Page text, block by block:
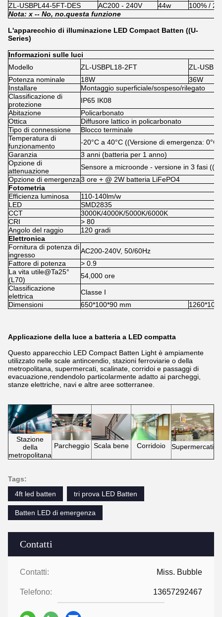
Contatti
Contatti: Miss. Bubble
Telefono: 13657292467
ZL-USBPL44-5FT-DES
AC200 - 240V 44w
100% /
Nota: x -- No, no.questa funzione
L'apparecchio di illuminazione LED Compact Batten ((U-
Series)
Informazioni sulle luci
Modello
ZL-USBPL18-2FT
ZL-
Potenza nominale
18W
36W
Installare
Montaggio superficiale/sospeso/rilegato
Classificazione di
protezione
IP65 IK08
Abitazione
Policarbonato
Ottica
Diffusore lattico in policarbonato
Tipo di connessione
Blocco terminale
Temperatura di
funzionamento
-20°C a 40°C ((Versione di emergenza: 0°C
Garanzia
3 anni (batteria per 1 anno)
Opzione di
attenuazione
Sensore a microonde - versione in 3 fasi
Opzione di emergenza3 ore + @ 2W batteria LiFePO4
Fotometria
Efficienza luminosa
110-140lm/w
LED
SMD2835
CCT
3000K/4000K/5000K/6000K
CRI
> 80
Angolo del raggio
120 gradi
Elettronica
Fornitura di potenza di
ingresso
AC200-240V, 50/60Hz
Fattore di potenza
> 0.9
La vita utile@Ta25°
(L70)
54,000 ore
Classificazione
elettrica
Classe I
Dimensioni
650*100*90 mm
Applicazione della luce a batteria a LED compatta
Questo apparecchio LED Compact Batten Light è ampiamente
utilizzato nelle scale antincendio, stazioni ferroviarie o della
metropolitana, supermercati, scalinate, corridoi e passaggi di
evacuazione,rendendolo particolarmente adatto ai parcheggi,
stanze elettriche, navi e altre aree sotterranee.
Stazione
della
metropolitana
Parcheggio Scala bene Corridoio Supermercati
Tags:
4ft led batten
tri prova LED Batten
Batten LED di emergenza